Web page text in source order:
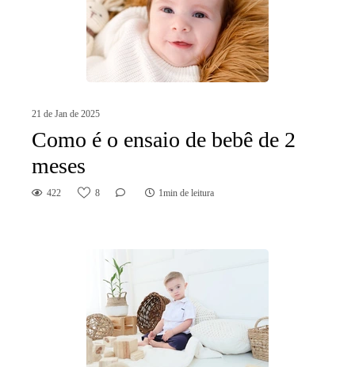
21 de Jan de 2025
Como é o ensaio de bebê de 2
meses
422 8 1min de leitura